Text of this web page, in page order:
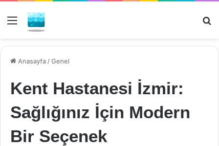
Menü
Anasayfa /Genel
Kent Hastanesi İzmir:
Sağlığınız İçin Modern
Bir Seçenek